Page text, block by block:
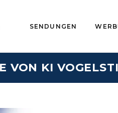
SENDUNGEN
VON KI